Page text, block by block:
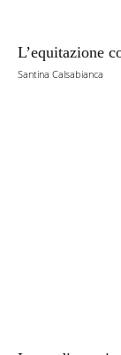
L’equitazione
Santina Calsabianca